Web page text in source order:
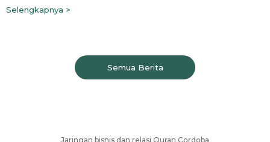
Selengkapnya >
Semua Berita
Jaringan bisnis dan relasi Quran Cordoba